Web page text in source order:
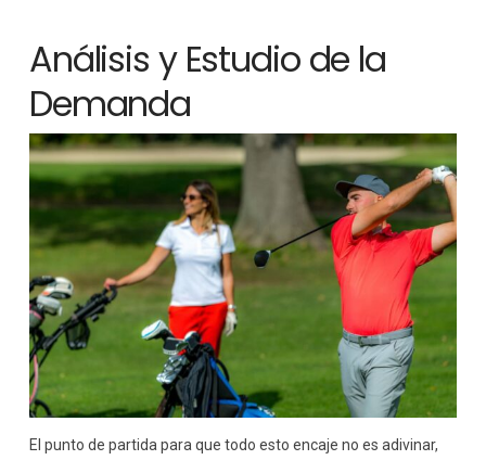
Análisis y Estudio de la
Demanda
El punto de partida para que todo esto encaje no es adivinar,